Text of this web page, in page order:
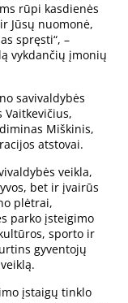
rūpi kasdienės
Jūsų nuomonė,
spręsti“, –
vykdančių įmonių
savivaldybės
Miškinis,
atstovai.
veikla,
bet ir įvairūs
plėtrai,
parko įsteigimo
sporto ir
gyventojų
įstaigų tinklo